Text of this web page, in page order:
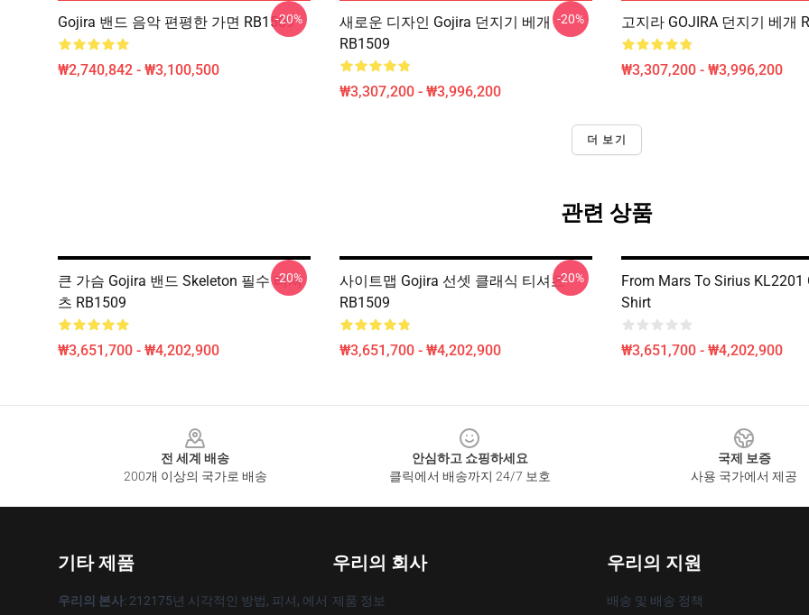
Gojira 밴드 음악 편평한 가면 RB1509
₩2,740,842 - ₩3,100,500
-20%
새로운 디자인 Gojira 던지기 베개
RB1509
₩3,307,200 - ₩3,996,200
-20% 고지라 GOJIRA 던지기 베개
₩3,307,200 - ₩3,996,200
더 보기
관련 상품
큰 가슴 Gojira 밴드 Skeleton 필수 티셔
츠 RB1509
₩3,651,700 - ₩4,202,900
-20%
사이트맵 Gojira 선셋 클래식 티셔츠
RB1509
₩3,651,700 - ₩4,202,900
-20%
From Mars To Sirius KL2201
Shirt
₩3,651,700 - ₩4,202,900
전 세계 배송
200개 이상의 국가로 배송
안심하고 쇼핑하세요
클릭에서 배송까지 24/7 보호
국제 보증
사용 국가에서 제공
기타 제품
우리의 본사: 212175년 시각적인 방법, 피셔, 에서
우리의 회사
제품 정보
우리의 지원
배송 및 배송 정책